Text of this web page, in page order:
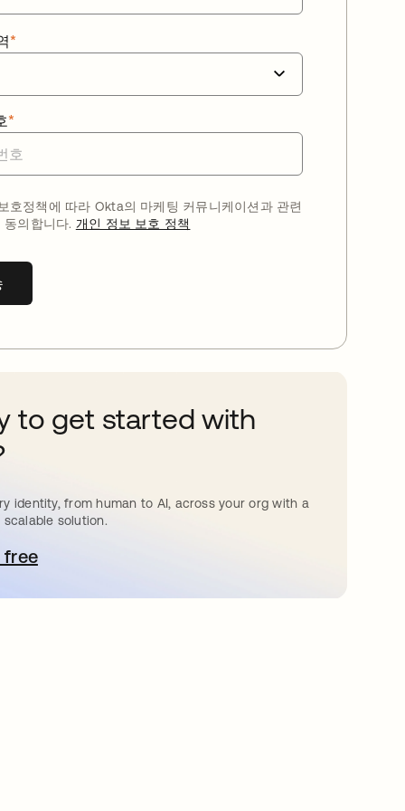
*
*
호정책에 따라 Okta의 마케팅 커뮤니케이션과 관련
의합니다. 개인 정보 보호 정책
to get started with
identity, from human to AI, across your org with a
solution.
free
탭에서 열림